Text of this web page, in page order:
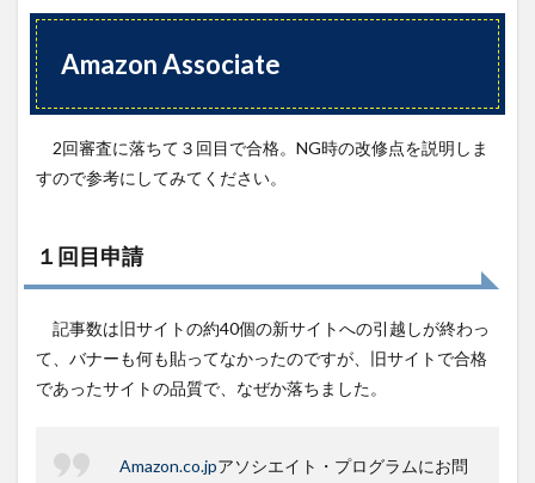
Amazon Associate
2回審査に落ちて３回目で合格。NG時の改修点を説明しま
すので参考にしてみてください。
１回目申請
記事数は旧サイトの約40個の新サイトへの引越しが終わっ
て、バナーも何も貼ってなかったのですが、旧サイトで合格
であったサイトの品質で、なぜか落ちました。
Amazon.co.jpアソシエイト・プログラムにお問